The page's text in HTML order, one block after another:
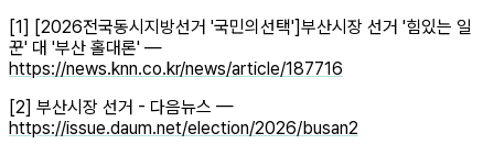
[1] [2026전국동시지방선거 '국민의선택']부산시장 선거 '힘있는 일
꾼' 대 '부산 홀대론' —
https://news.knn.co.kr/news/article/187716
[2] 부산시장 선거 - 다음뉴스 —
https://issue.daum.net/election/2026/busan2